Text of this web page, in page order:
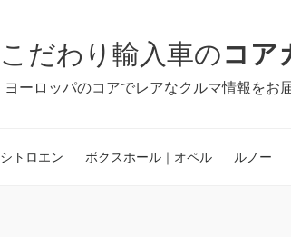
こだわり輸入車のコア
ヨーロッパのコアでレアなクルマ情報をお
シトロエン ボクスホール｜オペル ルノー